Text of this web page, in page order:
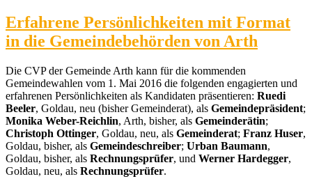
Erfahrene Persönlichkeiten mit Format
in die Gemeindebehörden von Arth
Die CVP der Gemeinde Arth kann für die kommenden
Gemeindewahlen vom 1. Mai 2016 die folgenden engagierten und
erfahrenen Persönlichkeiten als Kandidaten präsentieren: Ruedi
Beeler, Goldau, neu (bisher Gemeinderat), als Gemeindepräsident;
Monika Weber-Reichlin, Arth, bisher, als Gemeinderätin;
Christoph Ottinger, Goldau, neu, als Gemeinderat; Franz Huser,
Goldau, bisher, als Gemeindeschreiber; Urban Baumann,
Goldau, bisher, als Rechnungsprüfer, und Werner Hardegger,
Goldau, neu, als Rechnungsprüfer.